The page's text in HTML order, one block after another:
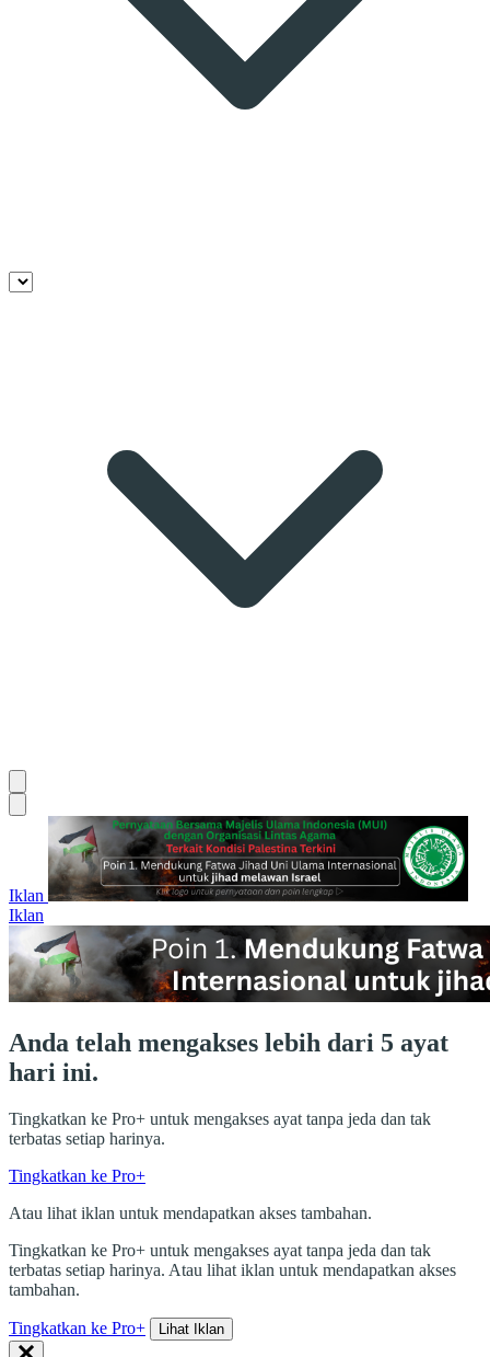
Iklan
Iklan
Anda telah mengakses lebih dari 5 ayat
hari ini.
Tingkatkan ke Pro+ untuk mengakses ayat tanpa jeda dan tak
terbatas setiap harinya.
Tingkatkan ke Pro+
Atau lihat iklan untuk mendapatkan akses tambahan.
Tingkatkan ke Pro+ untuk mengakses ayat tanpa jeda dan tak
terbatas setiap harinya. Atau lihat iklan untuk mendapatkan akses
tambahan.
Tingkatkan ke Pro+ Lihat Iklan